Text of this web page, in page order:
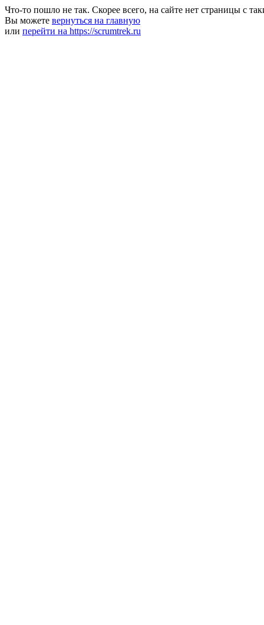
Что-то пошло не так. Скорее всего, на сайте нет страницы с
Вы можете вернуться на главную
или перейти на https://scrumtrek.ru